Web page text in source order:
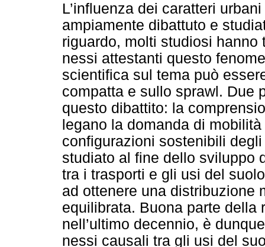
L’influenza dei caratteri
ampiamente dibattuto e
riguardo, molti studiosi
nessi attestanti questo
scientifica sul tema può
compatta e sullo sprawl. Due
questo dibattito: la
legano la domanda di
configurazioni sostenibili
studiato al fine dello sviluppo
tra i trasporti e gli usi del
ad ottenere una distribuzione
equilibrata. Buona parte
nell’ultimo decennio, è
nessi causali tra gli usi del